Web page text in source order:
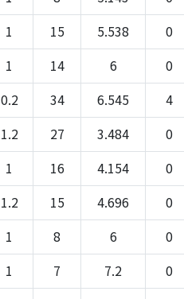
1 15 5.538 0
1 14 6 0
0.2 34 6.545 4
1.2 27 3.484 0
1 16 4.154 0
1.2 15 4.696 0
1 8 6 0
1 7 7.2 0